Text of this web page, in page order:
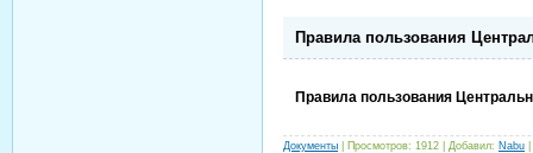
Правила пользования
Правила пользования
Документы Просмотров: 1912 Добавил: Nabu